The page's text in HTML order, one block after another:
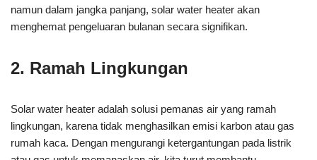
namun dalam jangka panjang, solar water heater akan
menghemat pengeluaran bulanan secara signifikan.
2. Ramah Lingkungan
Solar water heater adalah solusi pemanas air yang ramah
lingkungan, karena tidak menghasilkan emisi karbon atau gas
rumah kaca. Dengan mengurangi ketergantungan pada listrik